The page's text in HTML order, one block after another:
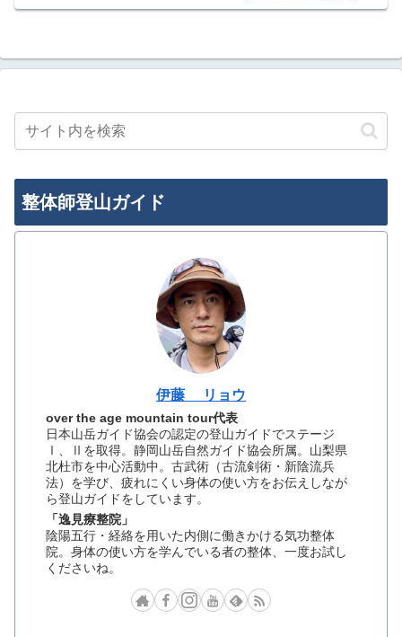
整体師登山ガイド
伊藤 リョウ
over the age mountain tour代表
日本山岳ガイド協会の認定の登山ガイドでステージ
Ⅰ、Ⅱを取得。静岡山岳自然ガイド協会所属。山梨県
北杜市を中心活動中。古武術（古流剣術・新陰流兵
法）を学び、疲れにくい身体の使い方をお伝えしなが
ら登山ガイドをしています。
「逸見療整院」
陰陽五行・経絡を用いた内側に働きかける気功整体
院。身体の使い方を学んでいる者の整体、一度お試し
くださいね。